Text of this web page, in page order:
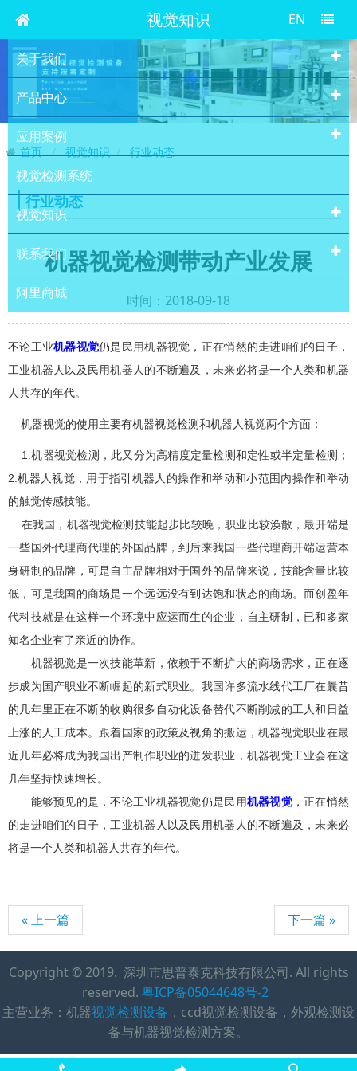
视觉知识 EN
关于我们
产品中心
应用案例
视觉检测系统
视觉知识
联系我们
阿里商城
首页 视觉知识 行业动态
行业动态
机器视觉检测带动产业发展
时间：2018-09-18
不论工业机器视觉仍是民用机器视觉，正在悄然的走进咱们的日子，
工业机器人以及民用机器人的不断遍及，未来必将是一个人类和机器
人共存的年代。
机器视觉的使用主要有机器视觉检测和机器人视觉两个方面：
1. 机器视觉检测，此又分为高精度定量检测和定性或半定量检测；
2. 机器人视觉，用于指引机器人的操作和举动和小范围内操作和举动
的触觉传感技能。
在我国，机器视觉检测技能起步比较晚，职业比较涣散，最开端是
一些国外代理商代理的外国品牌，到后来我国一些代理商开端运营本
身研制的品牌，可是自主品牌相对于国外的品牌来说，技能含量比较
低，可是我国的商场是一个远远没有到达饱和状态的商场。而创盈年
代科技就是在这样一个环境中应运而生的企业，自主研制，已和多家
知名企业有了亲近的协作。
机器视觉是一次技能革新，依赖于不断扩大的商场需求，正在逐
步成为国产职业不断崛起的新式职业。我国许多流水线代工厂在曩昔
的几年里正在不断的收购很多自动化设备替代不断削减的工人和日益
上涨的人工成本。跟着国家的政策及视角的搬运，机器视觉职业在最
近几年必将成为我国出产制作职业的迸发职业，机器视觉工业会在这
几年坚持快速增长。
能够预见的是，不论工业机器视觉仍是民用机器视觉，正在悄然
的走进咱们的日子，工业机器人以及民用机器人的不断遍及，未来必
将是一个人类和机器人共存的年代。
« 上一篇 下一篇 »
Copyright © 2019. 深圳市思普泰克科技有限公司. All rights
reserved. 粤ICP备05044648号-2
主营业务：机器视觉检测设备 ，ccd视觉检测设备，外观检测设
备与机器视觉检测方案。